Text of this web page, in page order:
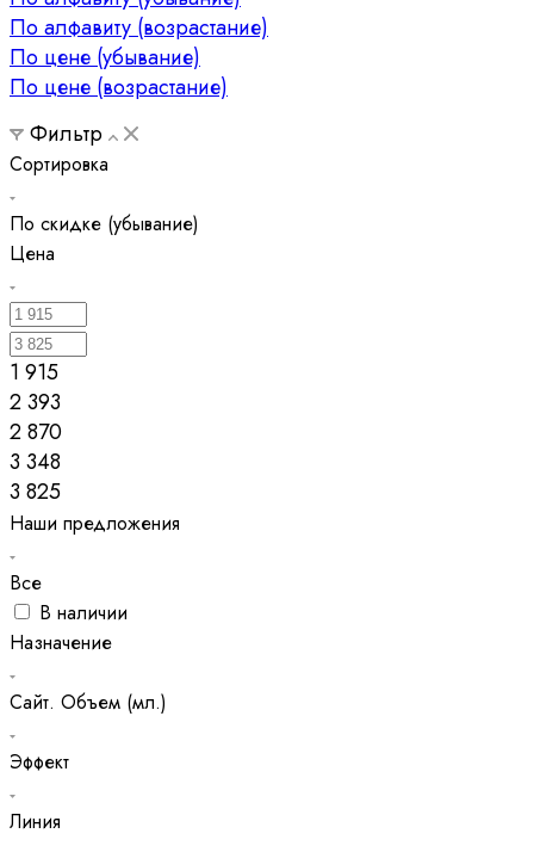
По алфавиту (возрастание)
По цене (убывание)
По цене (возрастание)
Фильтр
Сортировка
По скидке (убывание)
Цена
1 915
2 393
2 870
3 348
3 825
Наши предложения
Все
В наличии
Назначение
Сайт. Объем (мл.)
Эффект
Линия